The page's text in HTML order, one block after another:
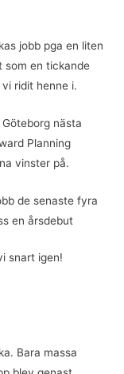
jobb pga en liten
som en tickande
ridit henne i.
nästa
Planning
vinster på.
de senaste fyra
en årsdebut
snart igen!
Bara massa